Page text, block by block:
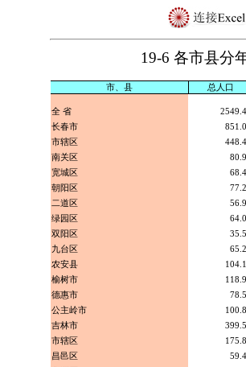
19-6 各市县分
市、县 总人口
全 省
长春市
市辖区
南关区
宽城区
朝阳区
二道区
绿园区
双阳区
九台区
农安县
榆树市
德惠市
公主岭市
吉林市
市辖区
昌邑区